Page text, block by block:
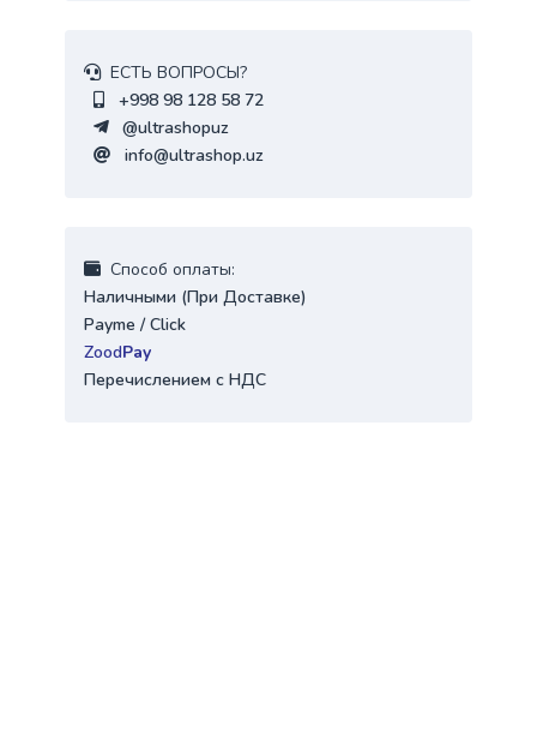
ЕСТЬ ВОПРОСЫ?
+998 98 128 58 72
@ultrashopuz
info@ultrashop.uz
Cпособ оплаты:
Наличными (При Доставке)
Payme / Click
ZoodPay
Перечислением с НДС